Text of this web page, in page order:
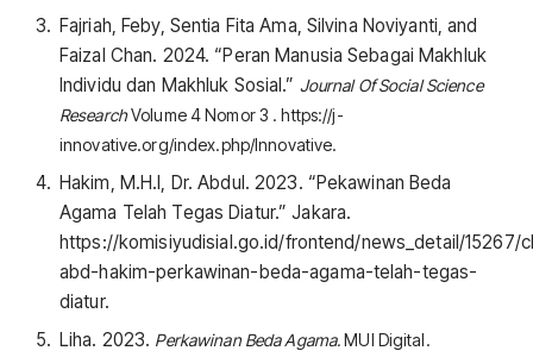
Fajriah, Feby, Sentia Fita Ama, Silvina Noviyanti, and
Faizal Chan. 2024. “Peran Manusia Sebagai Makhluk
Individu dan Makhluk Sosial.” Journal Of Social Science
ResearchVolume 4 Nomor 3 . https://j-
innovative.org/index.php/Innovative.
Hakim, M.H.I, Dr. Abdul. 2023. “Pekawinan Beda
Agama Telah Tegas Diatur.” Jakara.
https://komisiyudisial.go.id/frontend/news_detail/15267/
abd-hakim-perkawinan-beda-agama-telah-tegas-
diatur.
Liha. 2023. Perkawinan Beda Agama.MUI Digital.